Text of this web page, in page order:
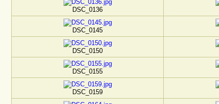
DSC_0136
DSC_0145
DSC_0150
DSC_0155
DSC_0159